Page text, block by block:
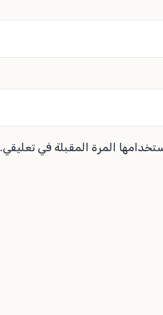
المرة المقبلة في تعليقي.